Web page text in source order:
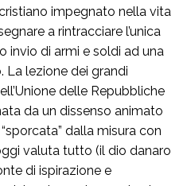
impegnato nella vita
a rintracciare l’unica
invio di armi e soldi ad una
La lezione dei grandi
delle Repubbliche
da un dissenso animato
dalla misura con
valuta tutto (il dio danaro
di ispirazione e